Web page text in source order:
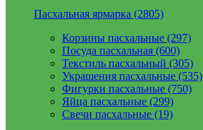
Пасхальная ярмарка (2805)
Корзины пасхальные (297)
Посуда пасхальная (600)
Текстиль пасхальный (305)
Украшения пасхальные (535)
Фигурки пасхальные (750)
Яйца пасхальные (299)
Свечи пасхальные (19)